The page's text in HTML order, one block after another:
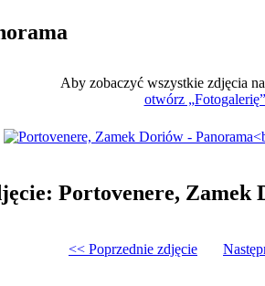
Aby zobaczyć wszystkie zdjęcia
otwórz „Fotogalerię”
Portovenere, Zamek
<< Poprzednie zdjęcie